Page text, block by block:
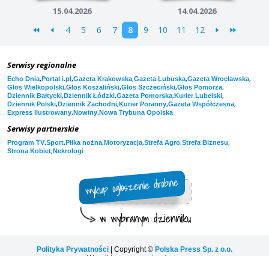
15.04.2026 14.04.2026
4 5 6 7 8 9 10 11 12
Serwisy regionalne
Echo Dnia,Portal i.pl,Gazeta Krakowska,Gazeta Lubuska,Gazeta Wrocławska,
Głos Wielkopolski,Głos Koszaliński,Głos Szczeciński,Głos Pomorza,
Dziennik Bałtycki,Dziennik Łódzki,Gazeta Pomorska,Kurier Lubelski,
Dziennik Polski,Dziennik Zachodni,Kurier Poranny,Gazeta Współczesna,
Express Ilustrowany,Nowiny,Nowa Trybuna Opolska
Serwisy partnerskie
Program TV,Sport,Piłka nożna,Motoryzacja,Strefa Agro,Strefa Biznesu,
Strona Kobiet,Nekrologi
Polityka Prywatności | Copyright © Polska Press Sp. z o.o.